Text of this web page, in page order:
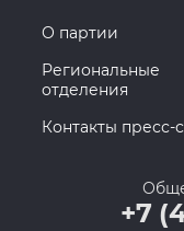
О партии
Региональные
отделения
Контакты пресс-
+7